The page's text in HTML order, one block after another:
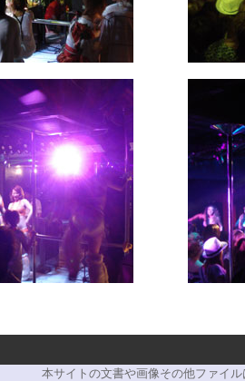
本サイトの文書や画像その他ファイ